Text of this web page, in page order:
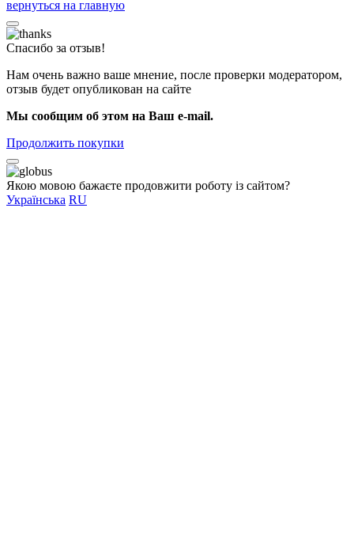
вернуться на главную
Спасибо за отзыв!
Нам очень важно ваше мнение, после проверки модератором,
отзыв будет опубликован на сайте
Мы сообщим об этом на Ваш e-mail.
Продолжить покупки
Якою мовою бажаєте продовжити роботу із сайтом?
Українська RU